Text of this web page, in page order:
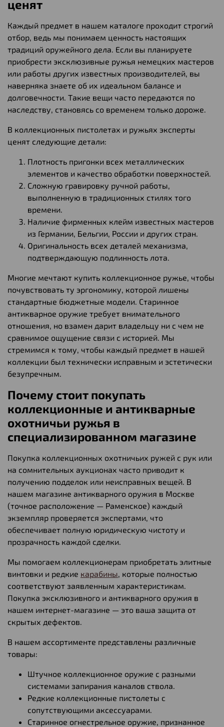
ценят
Каждый предмет в нашем каталоге проходит строгий
отбор, ведь мы понимаем ценность настоящих
традиций оружейного дела. Если вы планируете
приобрести эксклюзивные ружья немецких мастеров
или работы других известных производителей, вы
наверняка знаете об их идеальном балансе и
долговечности. Такие вещи часто передаются по
наследству, становясь со временем только дороже.
В коллекционных пистолетах и ружьях эксперты
ценят следующие детали:
Плотность пригонки всех металлических
элементов и качество обработки поверхностей.
Сложную гравировку ручной работы,
выполненную в традиционных стилях того
времени.
Наличие фирменных клейм известных мастеров
из Германии, Бельгии, России и других стран.
Оригинальность всех деталей механизма,
подтверждающую подлинность лота.
Многие мечтают купить коллекционное ружье, чтобы
почувствовать ту эргономику, которой лишены
стандартные бюджетные модели. Старинное
антикварное оружие требует внимательного
отношения, но взамен дарит владельцу ни с чем не
сравнимое ощущение связи с историей. Мы
стремимся к тому, чтобы каждый предмет в нашей
коллекции был технически исправным и эстетически
безупречным.
Почему стоит покупать
коллекционные и антикварные
охотничьи ружья в
специализированном магазине
Покупка коллекционных охотничьих ружей с рук или
на сомнительных аукционах часто приводит к
получению подделок или неисправных вещей. В
нашем магазине антикварного оружия в Москве
(точное расположение — Раменское) каждый
экземпляр проверяется экспертами, что
обеспечивает полную юридическую чистоту и
прозрачность каждой сделки.
Мы помогаем коллекционерам приобретать элитные
винтовки и редкие карабины , которые полностью
соответствуют заявленным характеристикам.
Покупка эксклюзивного и антикварного оружия в
нашем интернет-магазине — это ваша защита от
скрытых дефектов.
В нашем ассортименте представлены различные
товары:
Штучное коллекционное оружие с разными
системами запирания каналов ствола.
Редкие коллекционные пистолеты с
сопутствующими аксессуарами.
Старинное огнестрельное оружие, признанное